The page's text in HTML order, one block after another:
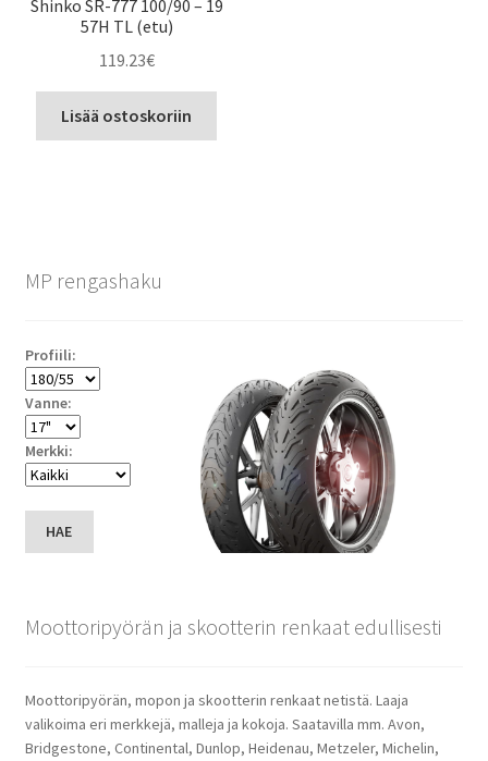
Shinko SR-777 100/90 – 19
57H TL (etu)
119.23€
Lisää ostoskoriin
MP rengashaku
Profiili:
Vanne:
Merkki:
HAE
Moottoripyörän ja skootterin renkaat edullisesti
Moottoripyörän, mopon ja skootterin renkaat netistä. Laaja
valikoima eri merkkejä, malleja ja kokoja. Saatavilla mm. Avon,
Bridgestone, Continental, Dunlop, Heidenau, Metzeler, Michelin,